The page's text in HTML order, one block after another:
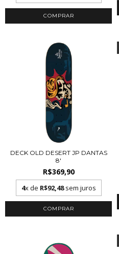
DECK OLD DESERT JP DANTAS
8'
R$369,90
4x de R$92,48sem juros